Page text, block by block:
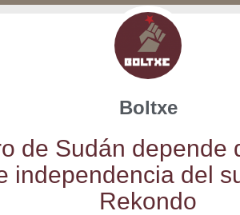
Boltxe
de Sudán
inde­pen­den­cia del
Rekondo